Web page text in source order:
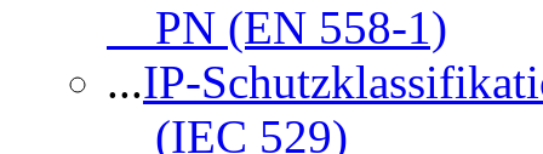
PN (EN 558-1)
...IP-
(IEC 529)